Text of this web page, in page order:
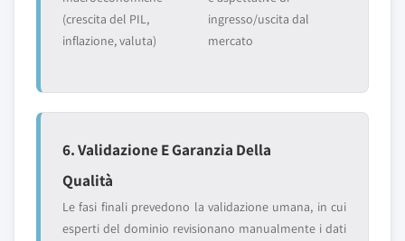
(crescita del PIL,
inflazione, valuta)
ingresso/uscita dal
mercato
6. Validazione E Garanzia Della
Qualità
Le fasi finali prevedono la validazione umana, in cui
esperti del dominio revisionano manualmente i dati